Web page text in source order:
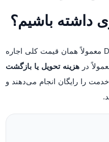
قیمت اجاره ماشین در Dubai Marina معمولاً همان قیمت کلی اجاره
در هزینه تحویل یا بازگشت
را رایگان انجام می‌دهند و